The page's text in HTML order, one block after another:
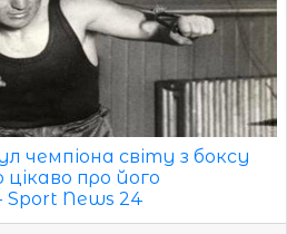
чемпіона світу з боксу
про його
Sport News 24